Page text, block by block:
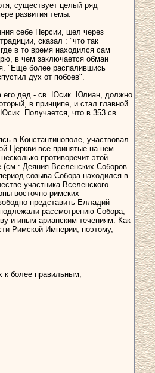
существует целый ряд
развития темы.
себе Персии, шел через
сказал : "что так
в то время находился сам
в чем заключается обман
"Еще более распалившись
дух от побоев".
его дед - св. Юсик. Юлиан, должно
в принципе, и стал главной
Получается, что в 353 св.
в Константинополе, участвовал
Церкви все принятые на нем
противоречит этой
(см.: Деяния Вселенских Соборов.
созыва Собора находился в
участника Вселенского
восточно-римских
представить Елладий
рассмотрению Собора,
и иным арианским течениям. Как
Римской Империи, поэтому,
к более правильным,